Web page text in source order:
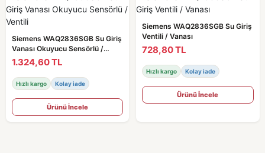
Siemens WAQ2836SGB Su Giriş
Vanası Okuyucu Sensörlü /
Ventili
1.324,60 TL
Hızlı kargo Kolay iade
Ürünü İncele
Siemens WAQ2836SGB Su Giriş
Ventili / Vanası
728,80 TL
Hızlı kargo Kolay iade
Ürünü İncele